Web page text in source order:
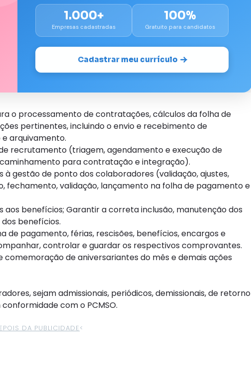
1.000+
Empresas cadastradas
100%
Gratuito para candidatos
Cadastrar meu currículo
o processamento de contratações, cálculos da folha de
pertinentes, incluindo o envio e recebimento de
arquivamento.
recrutamento (triagem, agendamento e execução de
para contratação e integração).
gestão de ponto dos colaboradores (validação, ajustes,
validação, lançamento na folha de pagamento e
benefícios; Garantir a correta inclusão, manutenção dos
benefícios.
pagamento, férias, rescisões, benefícios, encargos e
controlar e guardar os respectivos comprovantes.
de aniversariantes do mês e demais ações
sejam admissionais, periódicos, demissionais, de retorno
com o PCMSO.
DA PUBLICIDADE<